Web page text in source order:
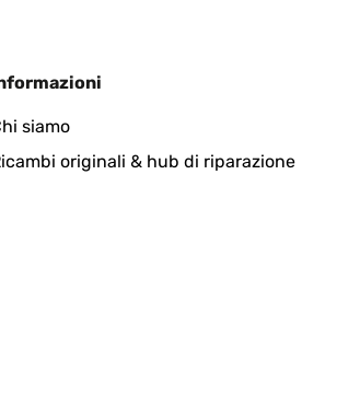
siamo
originali & hub di riparazione